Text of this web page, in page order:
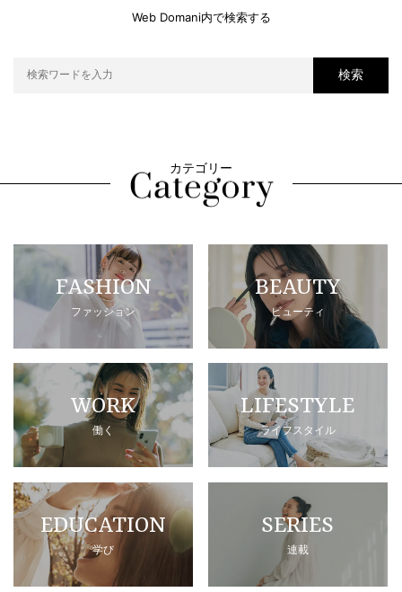
Web Domani内で検索する
検索
カテゴリー
FASHION
ファッション
BEAUTY
ビューティ
WORK
働く
LIFESTYLE
ライフスタイル
EDUCATION
学び
SERIES
連載